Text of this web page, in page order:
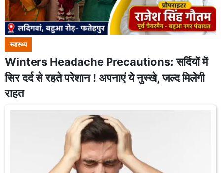
स्वास्थ्य
Winters Headache Precautions: सर्दियों में
सिर दर्द से रहते परेशान ! अपनाएं ये नुस्खे, जल्द मिलेगी
राहत